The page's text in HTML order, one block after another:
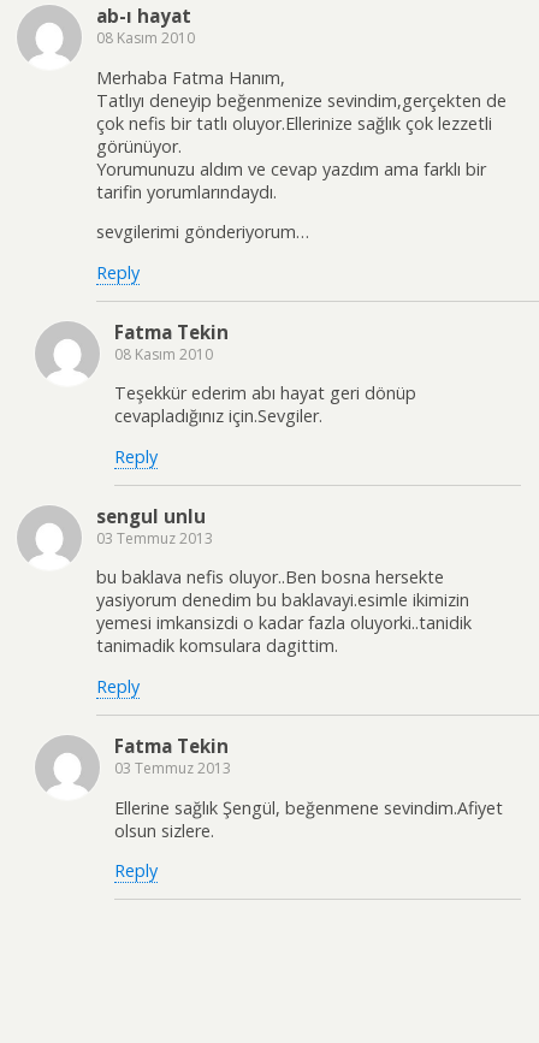
ab-ı hayat
08 Kasım 2010
Merhaba Fatma Hanım,
Tatlıyı deneyip beğenmenize sevindim,gerçekten de
çok nefis bir tatlı oluyor.Ellerinize sağlık çok lezzetli
görünüyor.
Yorumunuzu aldım ve cevap yazdım ama farklı bir
tarifin yorumlarındaydı.
sevgilerimi gönderiyorum…
Reply
Fatma Tekin
08 Kasım 2010
Teşekkür ederim abı hayat geri dönüp
cevapladığınız için.Sevgiler.
Reply
sengul unlu
03 Temmuz 2013
bu baklava nefis oluyor..Ben bosna hersekte
yasiyorum denedim bu baklavayi.esimle ikimizin
yemesi imkansizdi o kadar fazla oluyorki..tanidik
tanimadik komsulara dagittim.
Reply
Fatma Tekin
03 Temmuz 2013
Ellerine sağlık Şengül, beğenmene sevindim.Afiyet
olsun sizlere.
Reply